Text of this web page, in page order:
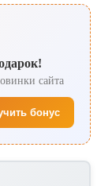
сайта
бонус